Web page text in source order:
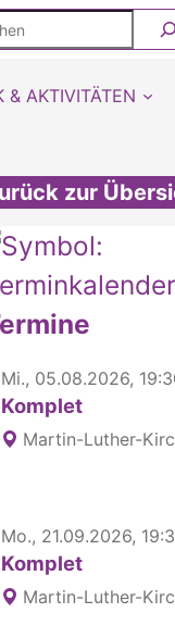
& AKTIVITÄTEN
zur
interessante
Mi., 05.08.2026,
Komplet
Martin-Luther-
Mo., 21.09.2026,
Komplet
Martin-Luther-